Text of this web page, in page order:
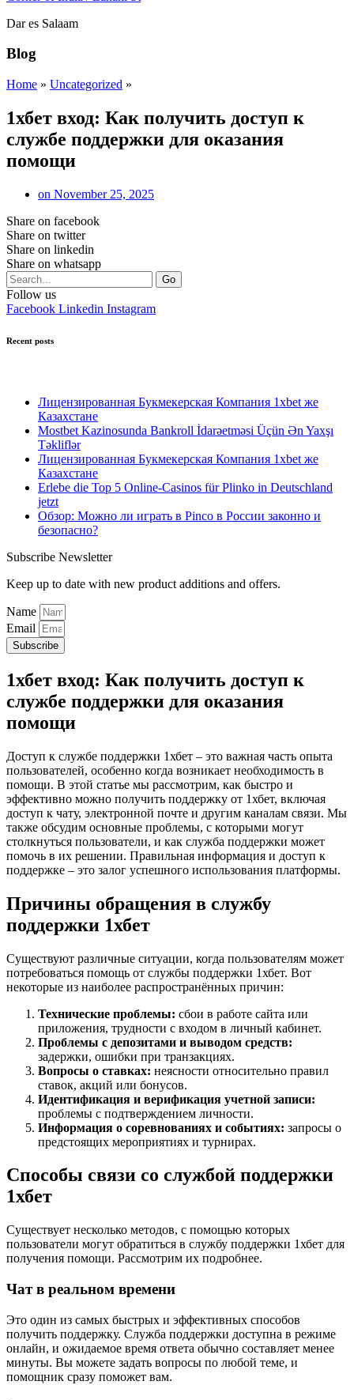
Dar es Salaam
Blog
Home » Uncategorized »
1хбет вход: Как получить доступ к
службе поддержки для оказания
помощи
on November 25, 2025
Share on facebook
Share on twitter
Share on linkedin
Share on whatsapp
Go
Follow us
Facebook Linkedin Instagram
Recent posts
Лицензированная Букмекерская Компания 1xbet же
Казахстане
Mostbet Kazinosunda Bankroll İdarəetməsi Üçün Ən Yaxşı
Təkliflər
Лицензированная Букмекерская Компания 1xbet же
Казахстане
Erlebe die Top 5 Online-Casinos für Plinko in Deutschland
jetzt
Обзор: Можно ли играть в Pinco в России законно и
безопасно?
Subscribe Newsletter
Keep up to date with new product additions and offers.
Name
Email
Subscribe
1хбет вход: Как получить доступ к
службе поддержки для оказания
помощи
Доступ к службе поддержки 1хбет – это важная часть опыта
пользователей, особенно когда возникает необходимость в
помощи. В этой статье мы рассмотрим, как быстро и
эффективно можно получить поддержку от 1хбет, включая
доступ к чату, электронной почте и другим каналам связи. Мы
также обсудим основные проблемы, с которыми могут
столкнуться пользователи, и как служба поддержки может
помочь в их решении. Правильная информация и доступ к
поддержке – это залог успешного использования платформы.
Причины обращения в службу
поддержки 1хбет
Существуют различные ситуации, когда пользователям может
потребоваться помощь от службы поддержки 1хбет. Вот
некоторые из наиболее распространённых причин:
Технические проблемы: сбои в работе сайта или
приложения, трудности с входом в личный кабинет.
Проблемы с депозитами и выводом средств:
задержки, ошибки при транзакциях.
Вопросы о ставках: неясности относительно правил
ставок, акций или бонусов.
Идентификация и верификация учетной записи:
проблемы с подтверждением личности.
Информация о соревнованиях и событиях: запросы о
предстоящих мероприятиях и турнирах.
Способы связи со службой поддержки
1хбет
Существует несколько методов, с помощью которых
пользователи могут обратиться в службу поддержки 1хбет для
получения помощи. Рассмотрим их подробнее.
Чат в реальном времени
Это один из самых быстрых и эффективных способов
получить поддержку. Служба поддержки доступна в режиме
онлайн, и ожидаемое время ответа обычно составляет менее
минуты. Вы можете задать вопросы по любой теме, и
помощник сразу поможет вам.